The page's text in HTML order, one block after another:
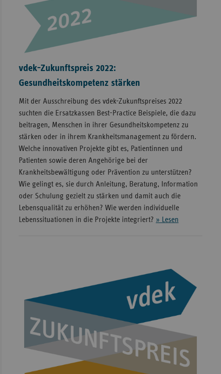
vdek-Zukunftspreis 2022:
Gesundheitskompetenz stärken
Mit der Ausschreibung des vdek-Zukunftspreises 2022
suchten die Ersatzkassen Best-Practice Beispiele, die dazu
beitragen, Menschen in ihrer Gesundheitskompetenz zu
stärken oder in ihrem Krankheitsmanagement zu fördern.
Welche innovativen Projekte gibt es, Patientinnen und
Patienten sowie deren Angehörige bei der
Krankheitsbewältigung oder Prävention zu unterstützen?
Wie gelingt es, sie durch Anleitung, Beratung, Information
oder Schulung gezielt zu stärken und damit auch die
Lebensqualität zu erhöhen? Wie werden individuelle
Lebenssituationen in die Projekte integriert? » Lesen